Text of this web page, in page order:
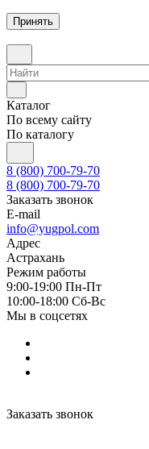
Принять
Каталог
По всему сайту
По каталогу
8 (800) 700-79-70
8 (800) 700-79-70
Заказать звонок
E-mail
info@yugpol.com
Адрес
Астрахань
Режим работы
9:00-19:00 Пн-Пт
10:00-18:00 Cб-Вс
Мы в соцсетях
Заказать звонок